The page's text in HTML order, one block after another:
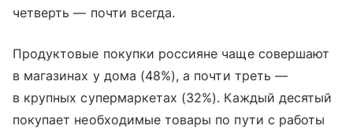
четверть — почти всегда.
Продуктовые покупки россияне чаще совершают
в магазинах у дома (48%), а почти треть —
в крупных супермаркетах (32%). Каждый десятый
покупает необходимые товары по пути с работы